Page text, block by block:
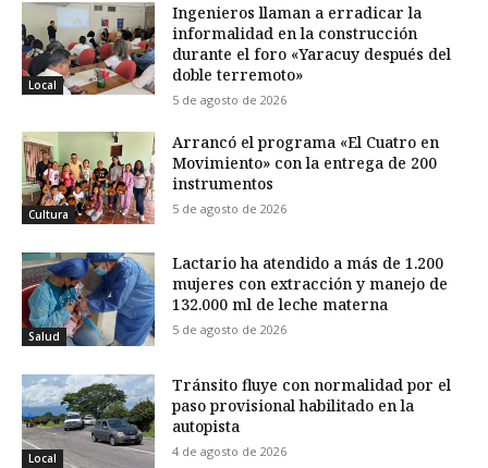
Local
Ingenieros llaman a erradicar la
informalidad en la construcción
durante el foro «Yaracuy después del
doble terremoto»
5 de agosto de 2026
Cultura
Arrancó el programa «El Cuatro en
Movimiento» con la entrega de 200
instrumentos
5 de agosto de 2026
Salud
Lactario ha atendido a más de 1.200
mujeres con extracción y manejo de
132.000 ml de leche materna
5 de agosto de 2026
Local
Tránsito fluye con normalidad por el
paso provisional habilitado en la
autopista
4 de agosto de 2026